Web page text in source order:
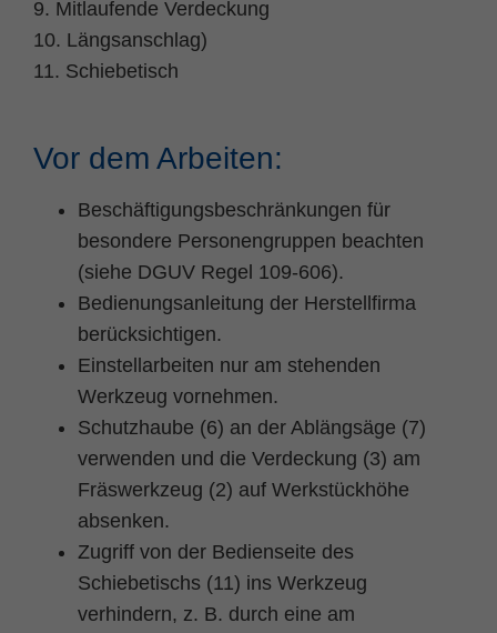
9. Mitlaufende Verdeckung
10. Längsanschlag)
11. Schiebetisch
Vor dem Arbeiten:
Beschäftigungsbeschränkungen für
besondere Personengruppen beachten
(siehe DGUV Regel 109-606).
Bedienungsanleitung der Herstellfirma
berücksichtigen.
Einstellarbeiten nur am stehenden
Werkzeug vornehmen.
Schutzhaube (6) an der Ablängsäge (7)
verwenden und die Verdeckung (3) am
Fräswerkzeug (2) auf Werkstückhöhe
absenken.
Zugriff von der Bedienseite des
Schiebetischs (11) ins Werkzeug
verhindern, z. B. durch eine am
Zweck PHPs Standard Sitzungs Identifikation